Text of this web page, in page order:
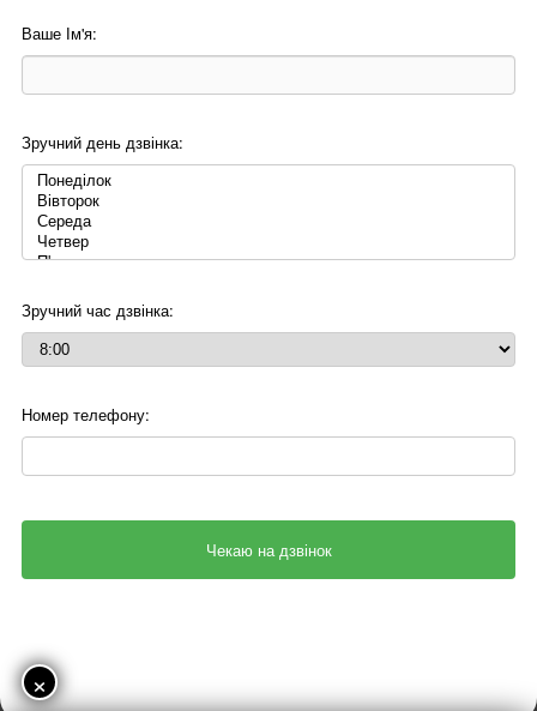
Ваше Ім'я:
Зручний день дзвінка:
Зручний час дзвінка:
Номер телефону:
×